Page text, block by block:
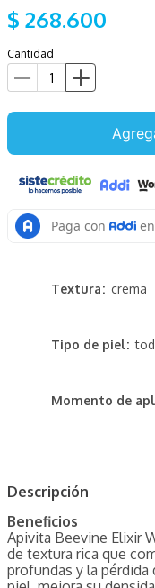
$ 268.600
Cantidad
Tipo de piel
Textura crema
Momento de
Descripción
Beneficios
Apivita Beevine Elixir
de textura rica que
profundas y la
posay